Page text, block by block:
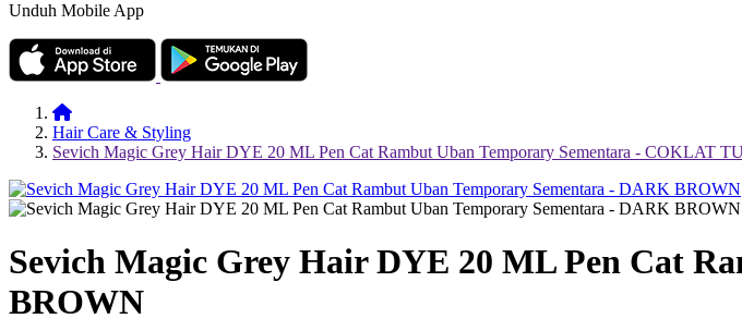
Unduh Mobile App
Hair Care & Styling
Sevich Magic Grey Hair DYE 20 ML Pen Cat Rambut Uban Temporary Sementara - COKLAT
Sevich Magic Grey Hair DYE 20 ML Pen Cat
BROWN